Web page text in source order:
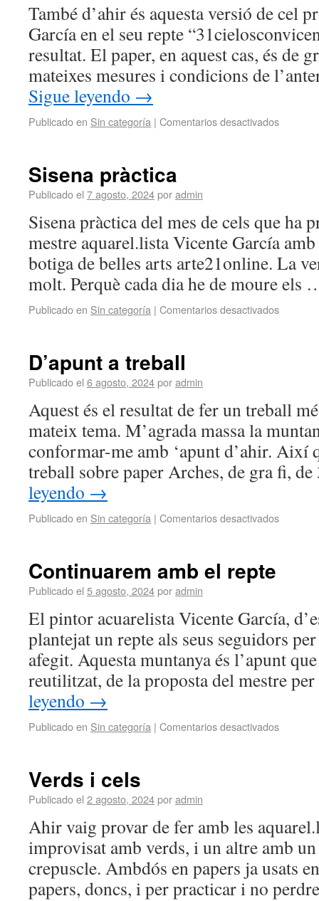
També d’ahir és aquesta versió de cel
García en el seu repte
resultat. El paper, en aquest cas, és de
mateixes mesures i condicions de
Sigue leyendo →
Publicado en Sin categoría | Comentarios desactivados
Sisena pràctica
Publicado el 7 agosto, 2024poradmin
Sisena pràctica del mes de cels que ha
mestre aquarel.lista Vicente García
botiga de belles arts arte21online. La
molt. Perquè cada dia he de moure
Publicado en Sin categoría | Comentarios desactivados
D’apunt a treball
Publicado el 6 agosto, 2024poradmin
Aquest és el resultat de fer un treball
mateix tema. M’agrada massa la
conformar-me amb ‘apunt d’ahir. Així
treball sobre paper Arches, de gra fi,
leyendo →
Publicado en Sin categoría | Comentarios desactivados
Continuarem amb el repte
Publicado el 5 agosto, 2024poradmin
El pintor acuarelista Vicente García,
plantejat un repte als seus seguidors
afegit. Aquesta muntanya és l’apunt
reutilitzat, de la proposta del mestre
leyendo →
Publicado en Sin categoría | Comentarios desactivados
Verds i cels
Publicado el 2 agosto, 2024poradmin
Ahir vaig provar de fer amb les
improvisat amb verds, i un altre amb
crepuscle. Ambdós en papers ja usats
papers, doncs, i per practicar i no